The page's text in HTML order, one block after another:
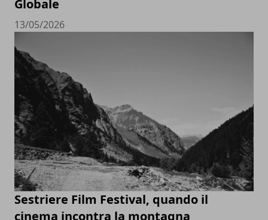
Globale
13/05/2026
Sestriere Film Festival, quando il
cinema incontra la montagna